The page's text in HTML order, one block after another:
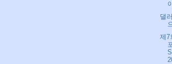
댈
제7